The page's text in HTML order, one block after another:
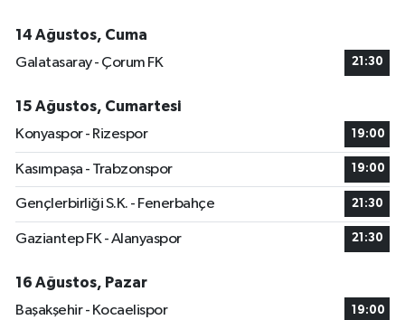
14 Ağustos, Cuma
Galatasaray - Çorum FK
21:30
15 Ağustos, Cumartesi
Konyaspor - Rizespor
19:00
Kasımpaşa - Trabzonspor 19:00
Gençlerbirliği S.K. - Fenerbahçe 21:30
Gaziantep FK - Alanyaspor 21:30
16 Ağustos, Pazar
Başakşehir - Kocaelispor
19:00